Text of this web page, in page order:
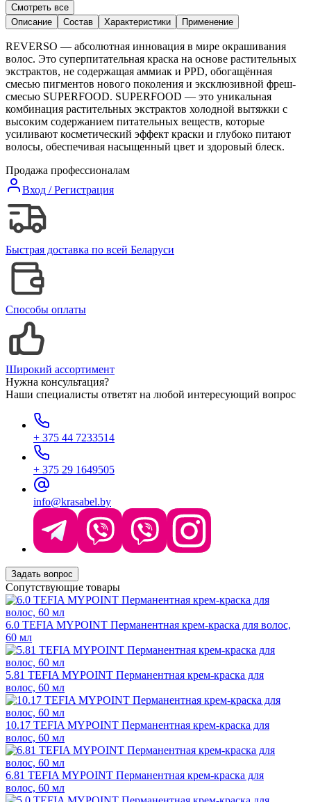
Смотреть все
Описание
Состав Характеристики Применение
REVERSO — абсолютная инновация в мире окрашивания
волос. Это суперпитательная краска на основе растительных
экстрактов, не содержащая аммиак и PPD, обогащённая
смесью пигментов нового поколения и эксклюзивной фреш-
смесью SUPERFOOD. SUPERFOOD — это уникальная
комбинация растительных экстрактов холодной вытяжки с
высоким содержанием питательных веществ, которые
усиливают косметический эффект краски и глубоко питают
волосы, обеспечивая насыщенный цвет и здоровый блеск.
Продажа профессионалам
Вход / Регистрация
Быстрая доставка по всей Беларуси
Способы оплаты
Широкий ассортимент
Нужна консультация?
Наши специалисты ответят на любой интересующий вопрос
+ 375 44 7233514
+ 375 29 1649505
info@krasabel.by
Задать вопрос
Сопутствующие товары
6.0 TEFIA MYPOINT Перманентная крем-краска для волос,
60 мл
5.81 TEFIA MYPOINT Перманентная крем-краска для
волос, 60 мл
10.17 TEFIA MYPOINT Перманентная крем-краска для
волос, 60 мл
6.81 TEFIA MYPOINT Перманентная крем-краска для
волос, 60 мл